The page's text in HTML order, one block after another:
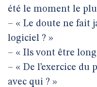
été le moment le
– « Le doute ne fait
logiciel ? »
– « Ils vont être
– « De l’exercice du
avec qui ? »